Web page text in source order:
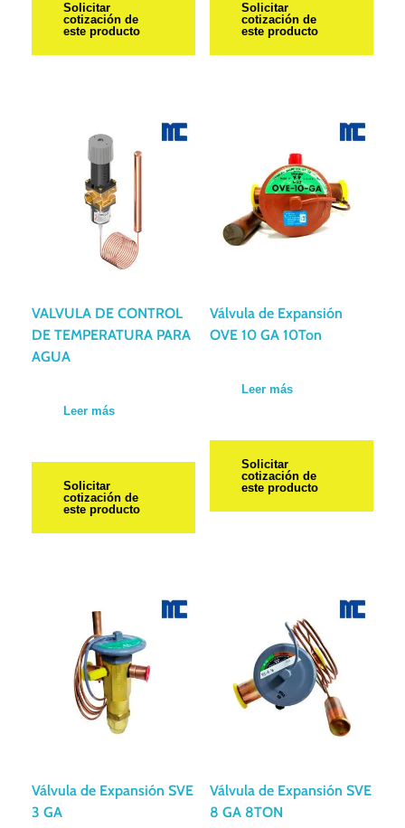
Solicitar
cotización de
este producto
Solicitar
cotización de
este producto
VALVULA DE CONTROL
DE TEMPERATURA PARA
AGUA
Leer más
Solicitar
cotización de
este producto
Válvula de Expansión
OVE 10 GA 10Ton
Leer más
Solicitar
cotización de
este producto
Válvula de Expansión SVE
3 GA
Válvula de Expansión SVE
8 GA 8TON